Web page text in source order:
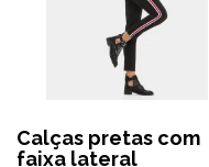
Calças pretas com
faixa lateral